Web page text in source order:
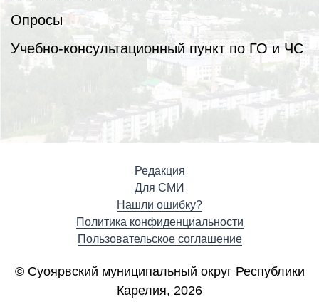
Опросы
Учебно-консультационный пункт по ГО и ЧС
Редакция
Для СМИ
Нашли ошибку?
Политика конфиденциальности
Пользовательское соглашение
© Суоярвский муниципальный округ Республики
Карелия, 2026